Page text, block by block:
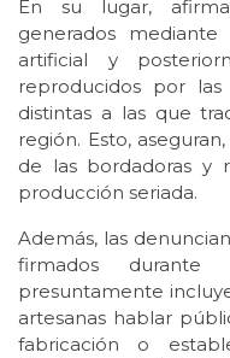
En su lugar,
generados
artificial y
reproducidos por las
distintas a las que
región. Esto,
de las bordadoras y
producción seriada.
Además, las
firmados
presuntamente
artesanas hablar
fabricación o